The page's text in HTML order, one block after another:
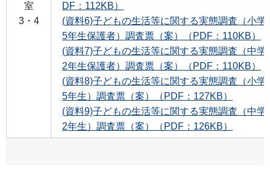
室
3・4
DF：112KB）
(資料6)子どもの生活等に関する実態調査（小学
5年生保護者）調査票（案）（PDF：110KB）
(資料7)子どもの生活等に関する実態調査（中学
2年生保護者）調査票（案）（PDF：110KB）
(資料8)子どもの生活等に関する実態調査（小学
5年生）調査票（案）（PDF：127KB）
(資料9)子どもの生活等に関する実態調査（中学
2年生）調査票（案）（PDF：126KB）